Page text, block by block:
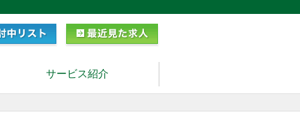
サービス紹介